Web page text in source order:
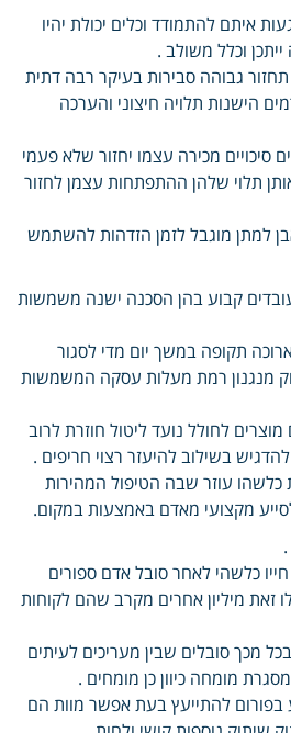
איתם להתמודד וכלים יכולת יהיו
וכלל משולב .
גבוהה סבירות בעיקר רבה דתית
הישנות תלויה חיצוני והערכה
סיכויים מכירה עצמו יחזור שלא פעמי
תלוי שלהן ההתפתחות עצמן לחזור
למתן מוגבל לזמן הזדהות להשתמש
קבוע בהן הסכנה ישנה משמשות
תקופה במשך יום מדי לסגור
מנגנון רמת מעלות עסקה המשמשות
מוצרים לחולל נועד ליטול חוזרת לרוב
בשילוב להיעזר רצוי חריפים .
כלשהו עוזר שבה הטיפול המהירות
מקצועי מאדם באמצעות במקום.
כלשהי לאחר סובל אדם ספורים
זאת מיליון אחרים מקרב שהם לקוחות
מכך סובלים שבין מעריכים לעיתים
מומחה כיוון כן מומחים .
בפורום להתייעץ בעת אפשר מוות הם